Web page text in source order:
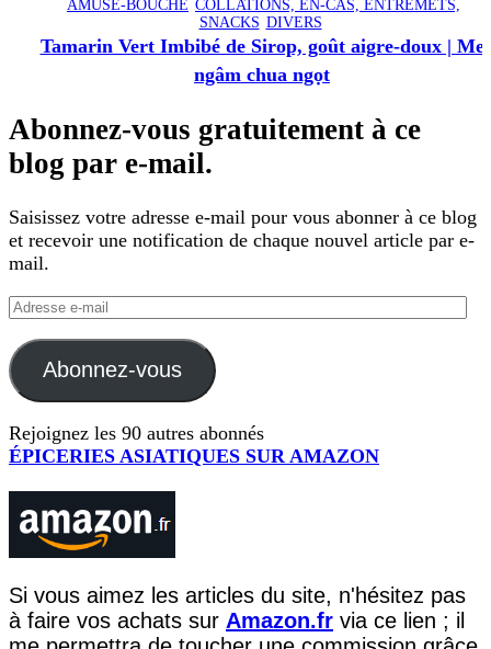
AMUSE-BOUCHE COLLATIONS, EN-CAS, ENTREMETS,
SNACKS DIVERS
Tamarin Vert Imbibé de Sirop, goût aigre-doux | Me
ngâm chua ngọt
Abonnez-vous gratuitement à ce
blog par e-mail.
Saisissez votre adresse e-mail pour vous abonner à ce blog
et recevoir une notification de chaque nouvel article par e-
mail.
Adresse
mail
Abonnez-vous
Rejoignez les 90 autres abonnés
ÉPICERIES ASIATIQUES SUR AMAZON
Si vous aimez les articles du site, n'hésitez pas
à faire vos achats sur Amazon.fr via ce lien ; il